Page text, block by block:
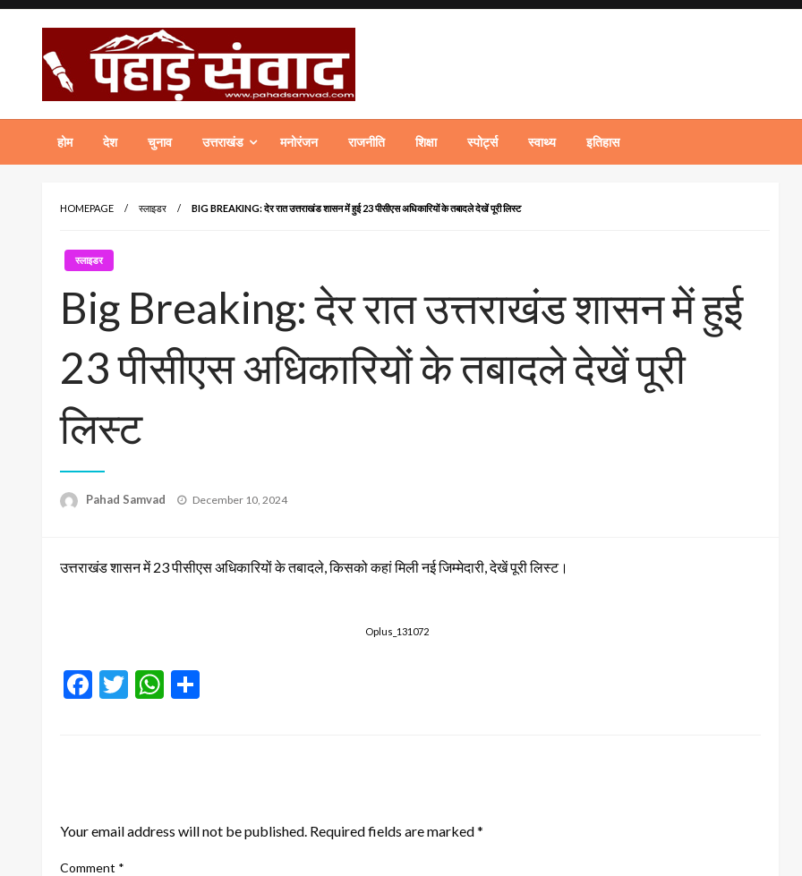
Skip
content
होम देश चुनाव उत्तराखंड मनोरंजन राजनीति शिक्षा स्पोर्ट्स स्वाथ्य इतिहास
HOMEPAGE स्लाइडर BIG BREAKING: देर रात उत्तराखंड शासन में हुई 23 पीसीएस अधिकारियों के तबादले देखें पूरी लिस्ट
स्लाइडर
Big Breaking: देर रात उत्तराखंड शासन में हुई
23 पीसीएस अधिकारियों के तबादले देखें पूरी
लिस्ट
Pahad Samvad
Posted
December 10, 2024
उत्तराखंड शासन में 23 पीसीएस अधिकारियों के तबादले, किसको कहां मिली नई जिम्मेदारी, देखें पूरी लिस्ट।
Oplus_131072
Facebook
TwitterWhatsApp
Your email address will not be published. Required fields are marked*
Comment *